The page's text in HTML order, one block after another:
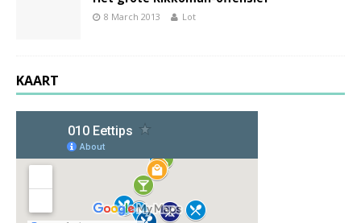
8 March 2013 Lot
KAART